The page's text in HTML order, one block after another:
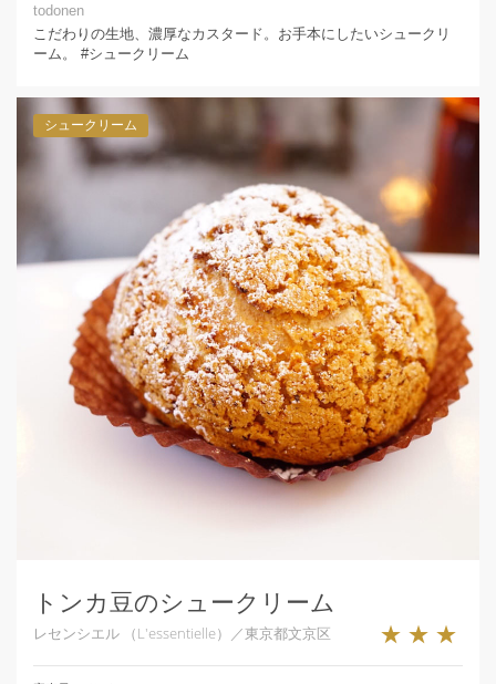
todonen
こだわりの生地、濃厚なカスタード。お手本にしたいシュークリ
ーム。 #シュークリーム
シュークリーム
トンカ豆のシュークリーム
レセンシエル （L'essentielle）／東京都文京区 ★★★